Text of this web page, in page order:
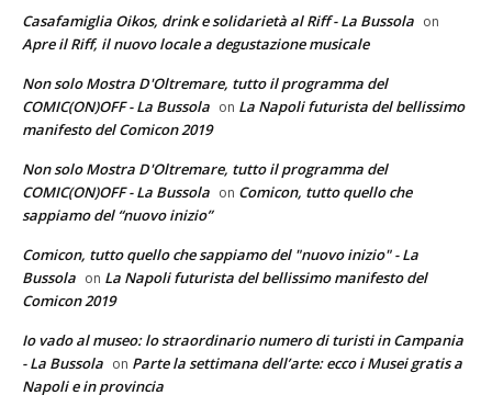
Casafamiglia Oikos, drink e solidarietà al Riff - La Bussola on
Apre il Riff, il nuovo locale a degustazione musicale
Non solo Mostra D'Oltremare, tutto il programma del
COMIC(ON)OFF - La Bussola on La Napoli futurista del bellissimo
manifesto del Comicon 2019
Non solo Mostra D'Oltremare, tutto il programma del
COMIC(ON)OFF - La Bussola on Comicon, tutto quello che
sappiamo del “nuovo inizio”
Comicon, tutto quello che sappiamo del "nuovo inizio" - La
Bussola on La Napoli futurista del bellissimo manifesto del
Comicon 2019
Io vado al museo: lo straordinario numero di turisti in Campania
- La Bussola on Parte la settimana dell’arte: ecco i Musei gratis a
Napoli e in provincia